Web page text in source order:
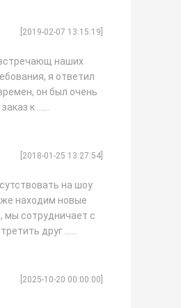
[2019-02-07 13:15:19]
наших
я ответил
он был очень
к ...
[2018-01-25 13:27:54]
на шоу
находим новые
мы сотрудничает с
друг ...
[2025-10-20 00:00:00]